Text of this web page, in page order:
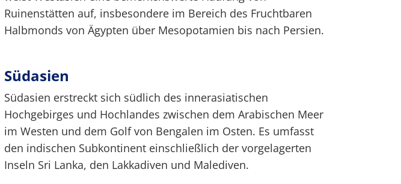
Ruinenstätten auf, insbesondere im Bereich des Fruchtbaren
Halbmonds von Ägypten über Mesopotamien bis nach Persien.
Südasien
Südasien erstreckt sich südlich des innerasiatischen
Hochgebirges und Hochlandes zwischen dem Arabischen Meer
im Westen und dem Golf von Bengalen im Osten. Es umfasst
den indischen Subkontinent einschließlich der vorgelagerten
Inseln Sri Lanka, den Lakkadiven und Malediven.